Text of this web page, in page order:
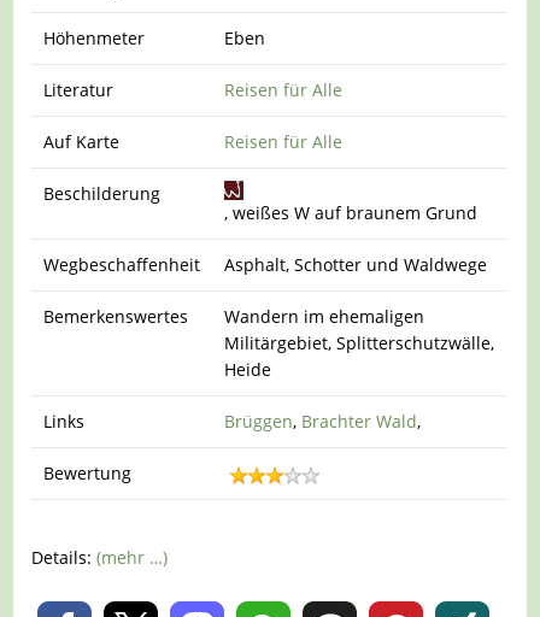
Höhenmeter Eben
Literatur Reisen für Alle
Auf Karte Reisen für Alle
Beschilderung
, weißes W auf braunem Grund
Wegbeschaffenheit Asphalt, Schotter und Waldwege
Bemerkenswertes
Wandern im ehemaligen
Militärgebiet, Splitterschutzwälle,
Heide
Links Brüggen, Brachter Wald,
Bewertung
Details:(mehr …)